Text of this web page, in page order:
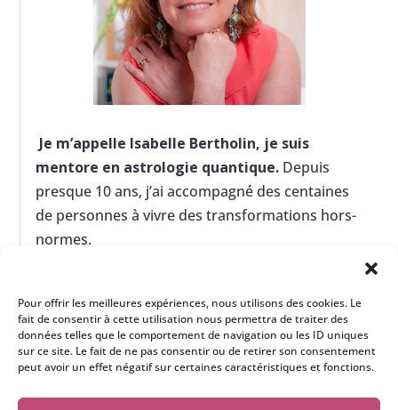
Pour offrir les meilleures expériences, nous utilisons des cookies. Le
fait de consentir à cette utilisation nous permettra de traiter des
données telles que le comportement de navigation ou les ID uniques
sur ce site. Le fait de ne pas consentir ou de retirer son consentement
peut avoir un effet négatif sur certaines caractéristiques et fonctions.
Je m’appelle Isabelle Bertholin, je suis
mentore en astrologie quantique. Depuis
presque 10 ans, j’ai accompagné des centaines
de personnes à vivre des transformations hors-
normes.